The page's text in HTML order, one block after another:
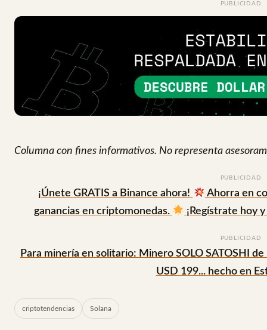
PUBLICIDAD
Columna con fines informativos. No representa
PUBLICIDAD
¡Únete GRATIS a Binance ahora!
Ahorra en
ganancias en criptomonedas.
¡Regístrate hoy
PUBLICIDAD
Para minería en solitario: Minero SOLO SATOSHI
USD 199... hecho en
criptotendencias Solana